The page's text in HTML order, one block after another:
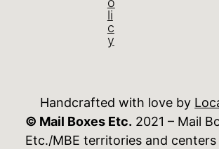
li
c
y
Handcrafted with love by
© Mail Boxes Etc. 2021 – Mail
Etc./MBE territories and centers